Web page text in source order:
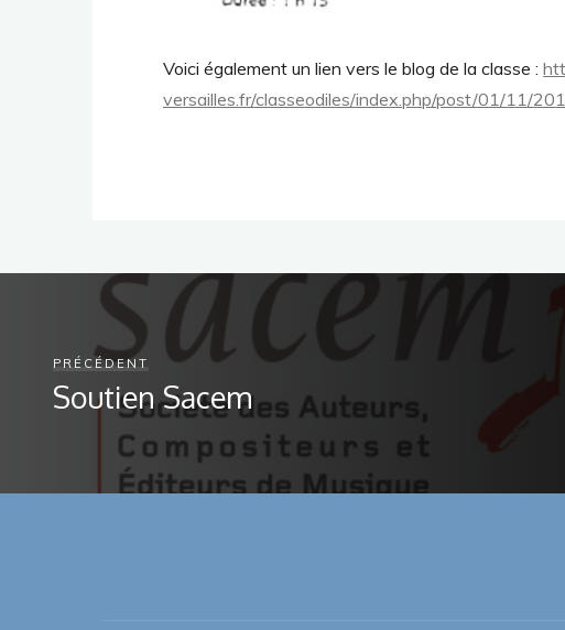
Voici également un lien vers le blog de la classe :
versailles.fr/classeodiles/index.php/post/01/11/
PRÉCÉDENT
Soutien Sacem